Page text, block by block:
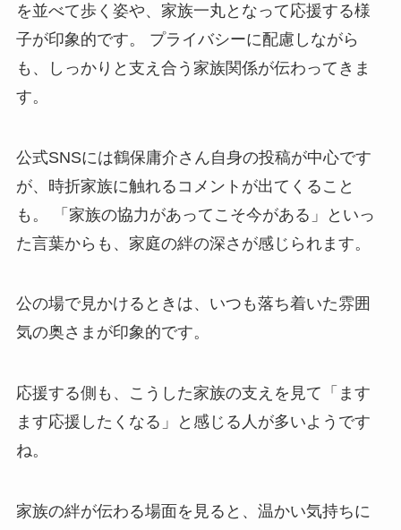
を並べて歩く姿や、家族一丸となって応援する様
子が印象的です。 プライバシーに配慮しながら
も、しっかりと支え合う家族関係が伝わってきま
す。
公式SNSには鶴保庸介さん自身の投稿が中心です
が、時折家族に触れるコメントが出てくること
も。 「家族の協力があってこそ今がある」といっ
た言葉からも、家庭の絆の深さが感じられます。
公の場で見かけるときは、いつも落ち着いた雰囲
気の奥さまが印象的です。
応援する側も、こうした家族の支えを見て「ます
ます応援したくなる」と感じる人が多いようです
ね。
家族の絆が伝わる場面を見ると、温かい気持ちに